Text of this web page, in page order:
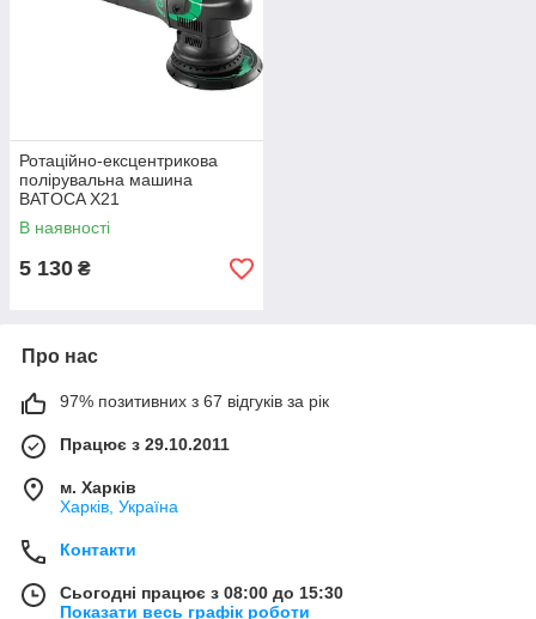
Ротаційно-ексцентрикова
полірувальна машина
BATOCA X21
В наявності
5 130 ₴
Про нас
97% позитивних з 67 відгуків за рік
Працює з 29.10.2011
м. Харків
Харків, Україна
Контакти
Сьогодні працює з 08:00 до 15:30
Показати весь графік роботи